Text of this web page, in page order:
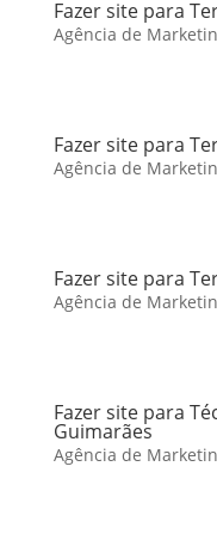
Fazer site para
Agência de
Fazer site para
Agência de
Fazer site para
Agência de
Fazer site para
Guimarães
Agência de